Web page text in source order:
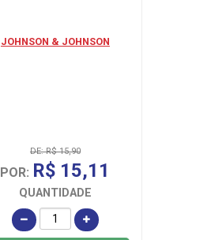
JOHNSON & JOHNSON
DE: R$ 15,90
POR: R$ 15,11
QUANTIDADE